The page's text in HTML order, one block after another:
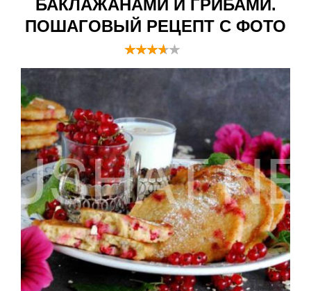
БАКЛАЖАНАМИ И ГРИБАМИ.
ПОШАГОВЫЙ РЕЦЕПТ С ФОТО